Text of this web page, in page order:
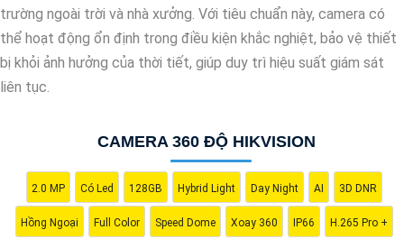
trường ngoài trời và nhà xưởng. Với tiêu chuẩn này, camera có
thể hoạt động ổn định trong điều kiện khắc nghiệt, bảo vệ thiết
bị khỏi ảnh hưởng của thời tiết, giúp duy trì hiệu suất giám sát
liên tục.
CAMERA 360 ĐỘ HIKVISION
2.0 MP Có Led 128GB Hybrid Light Day Night AI 3D DNR
Hồng Ngoại Full Color Speed Dome Xoay 360 IP66 H.265 Pro +